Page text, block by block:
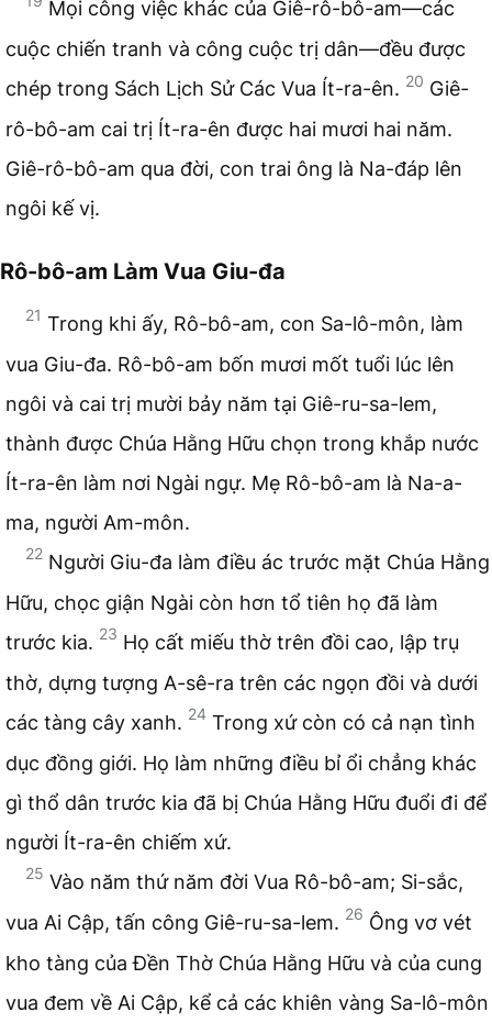
Mọi công việc khác của Giê-rô-bô-am—các
cuộc chiến tranh và công cuộc trị dân—đều được
chép trong Sách Lịch Sử Các Vua Ít-ra-ên. 20 Giê-
rô-bô-am cai trị Ít-ra-ên được hai mươi hai năm.
Giê-rô-bô-am qua đời, con trai ông là Na-đáp lên
ngôi kế vị.
Rô-bô-am Làm Vua Giu-đa
21 Trong khi ấy, Rô-bô-am, con Sa-lô-môn, làm
vua Giu-đa. Rô-bô-am bốn mươi mốt tuổi lúc lên
ngôi và cai trị mười bảy năm tại Giê-ru-sa-lem,
thành được Chúa Hằng Hữu chọn trong khắp nước
Ít-ra-ên làm nơi Ngài ngự. Mẹ Rô-bô-am là Na-a-
ma, người Am-môn.
22 Người Giu-đa làm điều ác trước mặt Chúa Hằng
Hữu, chọc giận Ngài còn hơn tổ tiên họ đã làm
trước kia. 23 Họ cất miếu thờ trên đồi cao, lập trụ
thờ, dựng tượng A-sê-ra trên các ngọn đồi và dưới
các tàng cây xanh. 24 Trong xứ còn có cả nạn tình
dục đồng giới. Họ làm những điều bỉ ổi chẳng khác
gì thổ dân trước kia đã bị Chúa Hằng Hữu đuổi đi để
người Ít-ra-ên chiếm xứ.
25 Vào năm thứ năm đời Vua Rô-bô-am; Si-sắc,
vua Ai Cập, tấn công Giê-ru-sa-lem. 26 Ông vơ vét
kho tàng của Đền Thờ Chúa Hằng Hữu và của cung
vua đem về Ai Cập, kể cả các khiên vàng Sa-lô-môn